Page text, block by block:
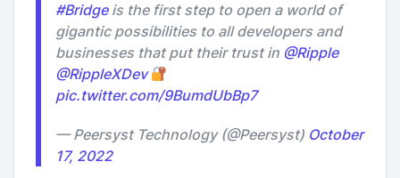
#Bridgeis the first step to open a world of
gigantic possibilities to all developers and
businesses that put their trust in @Ripple
@RippleXDev
pic.twitter.com/9BumdUbBp7
— Peersyst Technology (@Peersyst) October
17, 2022